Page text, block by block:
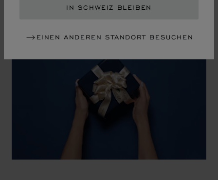
IN SCHWEIZ BLEIBEN
EINEN ANDEREN STANDORT BESUCHEN